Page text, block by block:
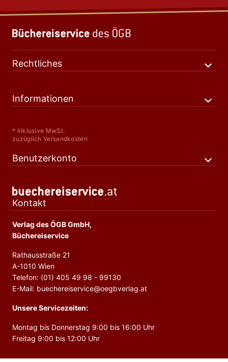
Rechtliches
Informationen
* Inklusive MwSt.
zuzüglich Versandkosten
Benutzerkonto
Kontakt
Verlag des ÖGB GmbH,
Büchereiservice
Rathausstraße 21
A-1010 Wien
Telefon: (01) 405 49 98 - 99130
E-Mail: buechereiservice@oegbverlag.at
Unsere Servicezeiten:
Montag bis Donnerstag 9:00 bis 16:00 Uhr
Freitag 9:00 bis 12:00 Uhr